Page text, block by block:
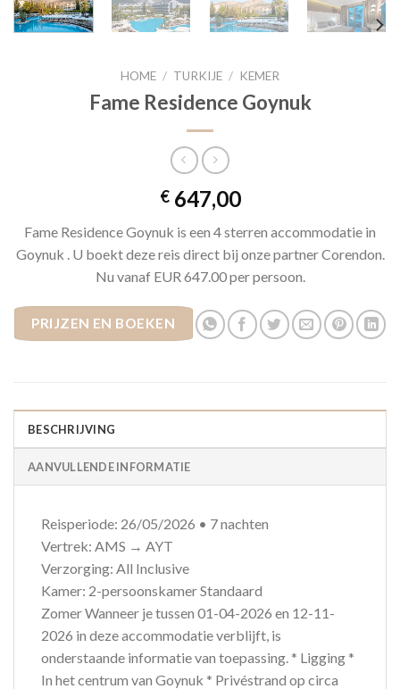
HOME / TURKIJE / KEMER
Fame Residence Goynuk
€647,00
Fame Residence Goynuk is een 4 sterren accommodatie in
Goynuk . U boekt deze reis direct bij onze partner Corendon.
Nu vanaf EUR 647.00 per persoon.
PRIJZEN EN BOEKEN
BESCHRIJVING
AANVULLENDE INFORMATIE
Reisperiode: 26/05/2026 • 7 nachten
Vertrek: AMS → AYT
Verzorging: All Inclusive
Kamer: 2-persoonskamer Standaard
Zomer Wanneer je tussen 01-04-2026 en 12-11-
2026 in deze accommodatie verblijft, is
onderstaande informatie van toepassing. * Ligging *
In het centrum van Goynuk * Privéstrand op circa